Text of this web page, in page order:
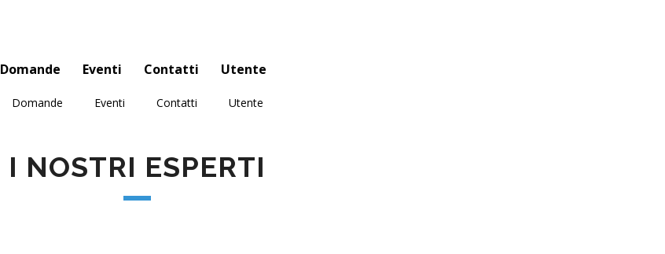
Domande Eventi Contatti Utente
Domande Eventi Contatti
Utente
I NOSTRI ESPERTI